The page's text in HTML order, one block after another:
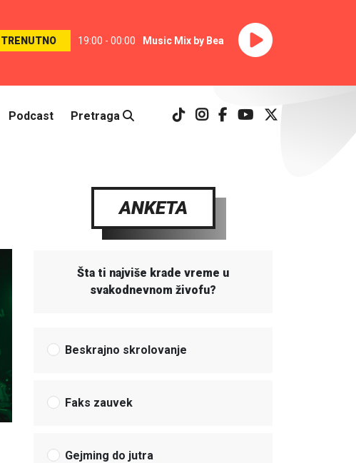
TRENUTNO 19:00 - 00:00 Music Mix by Bea
Podcast Pretraga
ANKETA
Šta ti najviše krade vreme u
svakodnevnom živofu?
Beskrajno skrolovanje
Faks zauvek
Gejming do jutra